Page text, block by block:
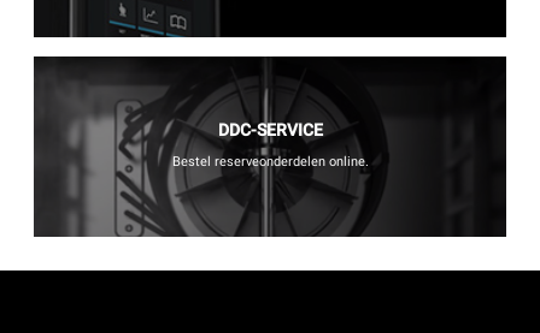
DDC-SERVICE
Bestel reserveonderdelen online.